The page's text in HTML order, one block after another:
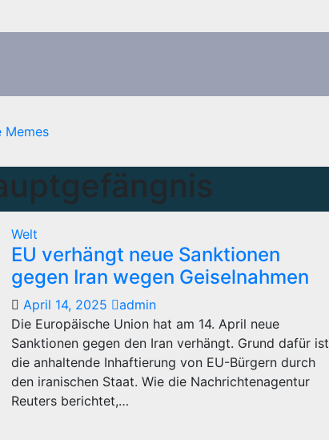
Memes
Welt
EU verhängt neue Sanktionen
gegen Iran wegen Geiselnahmen
April 14, 2025
admin
Die Europäische Union hat am 14. April neue
Sanktionen gegen den Iran verhängt. Grund dafür ist
die anhaltende Inhaftierung von EU-Bürgern durch
den iranischen Staat. Wie die Nachrichtenagentur
Reuters berichtet,…